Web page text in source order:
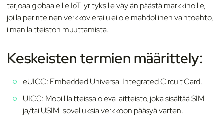
tarjoaa globaaleille IoT-yrityksille väylän päästä markkinoille,
joilla perinteinen verkkovierailu ei ole mahdollinen vaihtoehto,
ilman laitteiston muuttamista.
Keskeisten termien määrittely:
eUICC: Embedded Universal Integrated Circuit Card.
UICC: Mobiililaitteissa oleva laitteisto, joka sisältää SIM-
ja/tai USIM-sovelluksia verkkoon pääsyä varten.